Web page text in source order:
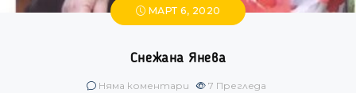
МАРТ 6, 2020
Снежана Янева
Няма коментари 7 Прегледа